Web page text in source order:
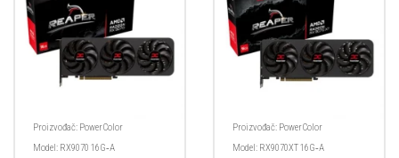
Proizvođač: PowerColor
Model: RX9070 16G‑A
Proizvođač: PowerColor
Model: RX9070XT 16G‑A